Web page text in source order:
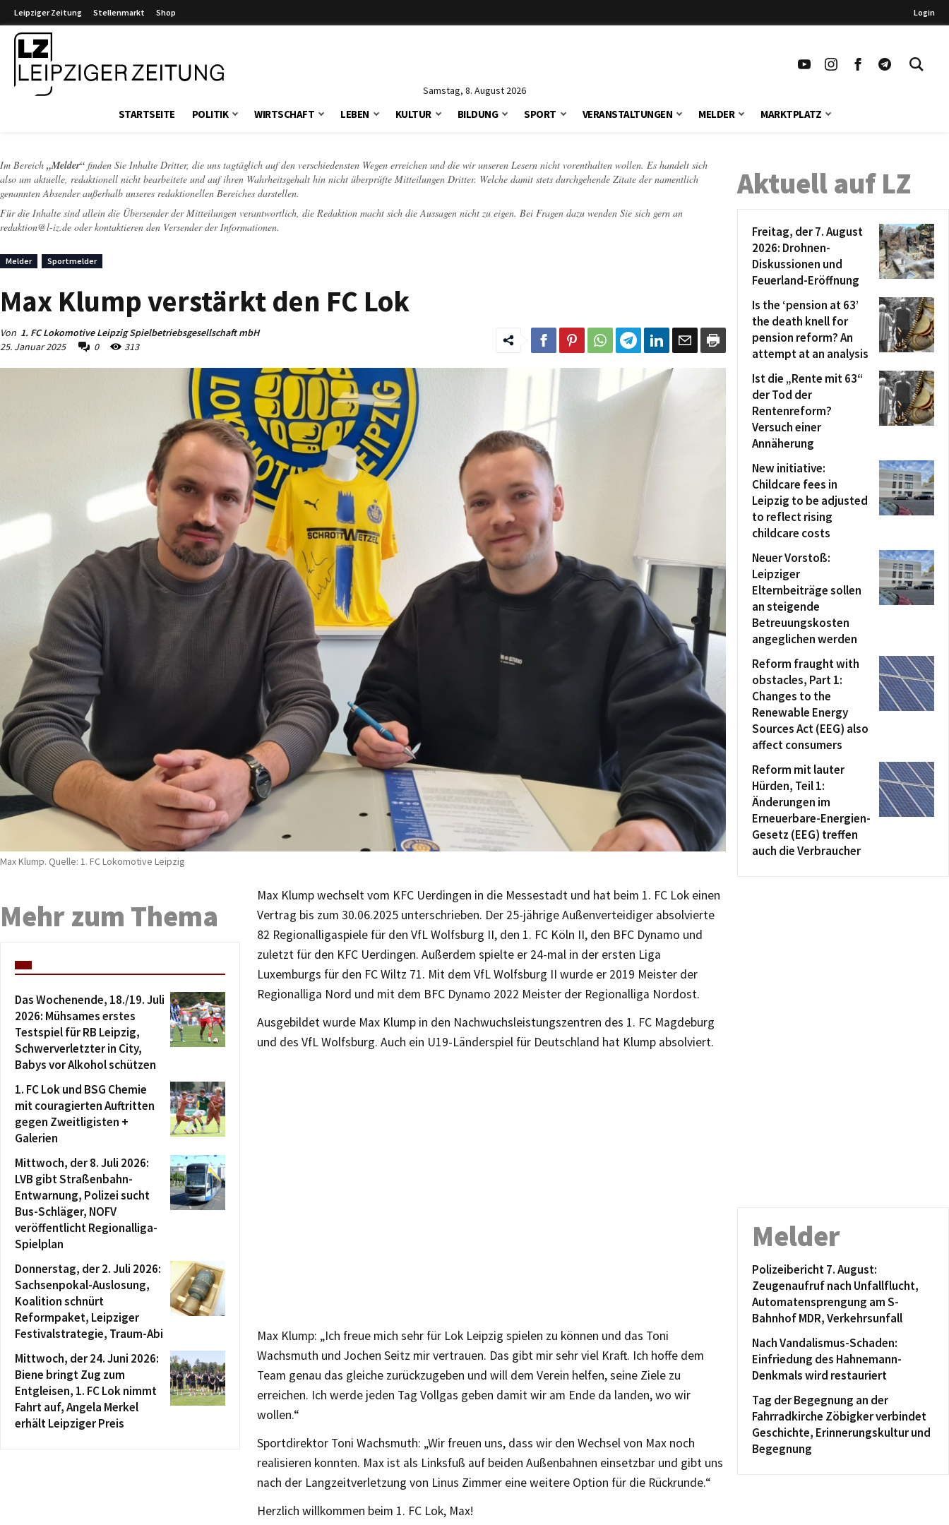
Leipziger Zeitung Stellenmarkt Shop Login
Samstag, 8. August 2026
STARTSEITE POLITIK WIRTSCHAFT LEBEN KULTUR BILDUNG SPORT VERANSTALTUNGEN MELDER MARKTPLATZ
Im Bereich „Melder“ finden Sie Inhalte Dritter, die uns tagtäglich auf den verschiedensten Wegen erreichen und die wir unseren Lesern nicht vorenthalten wollen. Es handelt sich
also um aktuelle, redaktionell nicht bearbeitete und auf ihren Wahrheitsgehalt hin nicht überprüfte Mitteilungen Dritter. Welche damit stets durchgehende Zitate der namentlich
genannten Absender außerhalb unseres redaktionellen Bereiches darstellen.
Für die Inhalte sind allein die Übersender der Mitteilungen verantwortlich, die Redaktion macht sich die Aussagen nicht zu eigen. Bei Fragen dazu wenden Sie sich gern an
redaktion@l-iz.de oder kontaktieren den Versender der Informationen.
Melder Sportmelder
Max Klump verstärkt den FC Lok
Von 1. FC Lokomotive Leipzig Spielbetriebsgesellschaft mbH
25. Januar 2025
0 313
Max Klump. Quelle: 1. FC Lokomotive Leipzig
Max Klump wechselt vom KFC Uerdingen in die Messestadt und hat beim 1. FC Lok einen
Vertrag bis zum 30.06.2025 unterschrieben. Der 25-jährige Außenverteidiger absolvierte
82 Regionalligaspiele für den VfL Wolfsburg II, den 1. FC Köln II, den BFC Dynamo und
zuletzt für den KFC Uerdingen. Außerdem spielte er 24-mal in der ersten Liga
Luxemburgs für den FC Wiltz 71. Mit dem VfL Wolfsburg II wurde er 2019 Meister der
Regionalliga Nord und mit dem BFC Dynamo 2022 Meister der Regionalliga Nordost.
Ausgebildet wurde Max Klump in den Nachwuchsleistungszentren des 1. FC Magdeburg
und des VfL Wolfsburg. Auch ein U19-Länderspiel für Deutschland hat Klump absolviert.
Max Klump: „Ich freue mich sehr für Lok Leipzig spielen zu können und das Toni
Wachsmuth und Jochen Seitz mir vertrauen. Das gibt mir sehr viel Kraft. Ich hoffe dem
Team genau das gleiche zurückzugeben und will dem Verein helfen, seine Ziele zu
erreichen. Ich werde jeden Tag Vollgas geben damit wir am Ende da landen, wo wir
wollen.“
Sportdirektor Toni Wachsmuth: „Wir freuen uns, dass wir den Wechsel von Max noch
realisieren konnten. Max ist als Linksfuß auf beiden Außenbahnen einsetzbar und gibt uns
nach der Langzeitverletzung von Linus Zimmer eine weitere Option für die Rückrunde.“
Herzlich willkommen beim 1. FC Lok, Max!
Mehr zum Thema
Das Wochenende, 18./19. Juli
2026: Mühsames erstes
Testspiel für RB Leipzig,
Schwerverletzter in City,
Babys vor Alkohol schützen
1. FC Lok und BSG Chemie
mit couragierten Auftritten
gegen Zweitligisten +
Galerien
Mittwoch, der 8. Juli 2026:
LVB gibt Straßenbahn-
Entwarnung, Polizei sucht
Bus-Schläger, NOFV
veröffentlicht Regionalliga-
Spielplan
Donnerstag, der 2. Juli 2026:
Sachsenpokal-Auslosung,
Koalition schnürt
Reformpaket, Leipziger
Festivalstrategie, Traum-Abi
Mittwoch, der 24. Juni 2026:
Biene bringt Zug zum
Entgleisen, 1. FC Lok nimmt
Fahrt auf, Angela Merkel
erhält Leipziger Preis
Aktuell auf LZ
Freitag, der 7. August
2026: Drohnen-
Diskussionen und
Feuerland-Eröffnung
Is the ‘pension at 63’
the death knell for
pension reform? An
attempt at an analysis
Ist die „Rente mit 63“
der Tod der
Rentenreform?
Versuch einer
Annäherung
New initiative:
Childcare fees in
Leipzig to be adjusted
to reflect rising
childcare costs
Neuer Vorstoß:
Leipziger
Elternbeiträge sollen
an steigende
Betreuungskosten
angeglichen werden
Reform fraught with
obstacles, Part 1:
Changes to the
Renewable Energy
Sources Act (EEG) also
affect consumers
Reform mit lauter
Hürden, Teil 1:
Änderungen im
Erneuerbare-Energien-
Gesetz (EEG) treffen
auch die Verbraucher
Melder
Polizeibericht 7. August:
Zeugenaufruf nach Unfallflucht,
Automatensprengung am S-
Bahnhof MDR, Verkehrsunfall
Nach Vandalismus-Schaden:
Einfriedung des Hahnemann-
Denkmals wird restauriert
Tag der Begegnung an der
Fahrradkirche Zöbigker verbindet
Geschichte, Erinnerungskultur und
Begegnung